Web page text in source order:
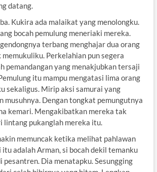
datang.
Kukira ada malaikat yang menolongku.
bocah pemulung meneriaki mereka.
terbang menghajar dua orang
memukuliku. Perkelahian pun segera
pemandangan yang menakjubkan tersaji
itu mampu mengatasi lima orang
sekaligus. Mirip aksi samurai yang
musuhnya. Dengan tongkat pemungutnya
kemari. Mengakibatkan mereka tak
lintang pukanglah mereka itu.
memuncak ketika melihat pahlawan
itu adalah Arman, si bocah dekil temanku
pesantren. Dia menatapku. Sesungging